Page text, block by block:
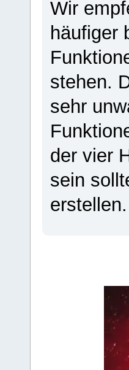
Wir
häufiger
stehen.
sehr
der vier
sein
erstellen.